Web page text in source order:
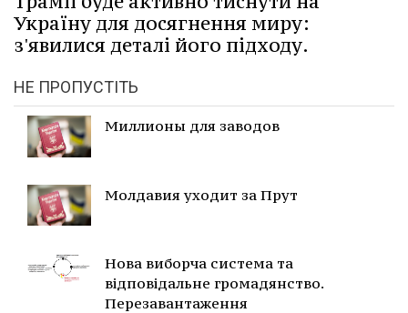
Україну для досягнення миру:
з'явилися деталі його підходу.
НЕ ПРОПУСТІТЬ
Миллионы для заводов
Молдавия уходит за Прут
Нова виборча система та
відповідальне громадянство.
Перезавантаження